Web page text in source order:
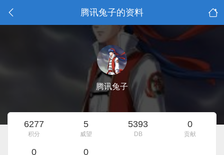
腾讯兔子的资料
腾讯兔子
6277
积分
5
威望
5393
DB
0
贡献
0 0